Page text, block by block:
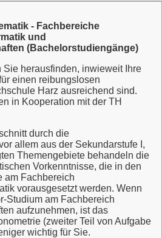
- Fachbereiche
und
(Bachelorstudiengänge)
Sie herausfinden, inwieweit Ihre
einen reibungslosen
Harz ausreichend sind.
in Kooperation mit der TH
durch die
allem aus der Sekundarstufe I,
Themengebiete behandeln die
Vorkenntnisse, die in den
am Fachbereich
vorausgesetzt werden. Wenn
Studium am Fachbereich
aufzunehmen, ist das
(zweiter Teil von Aufgabe
wichtig für Sie.